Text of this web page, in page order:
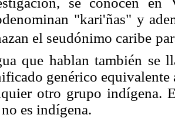
"kari'ñas" y
el seudónimo caribe
que hablan también se
genérico
otro grupo indígena.
es indígena.